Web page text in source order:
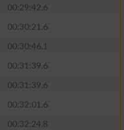
00:29:42.6
00:30:21.6
00:30:46.1
00:31:39.6
00:31:39.6
00:32:01.6
00:32:24.8